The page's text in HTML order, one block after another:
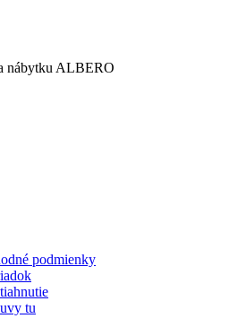
nábytku ALBERO
podmienky
tu